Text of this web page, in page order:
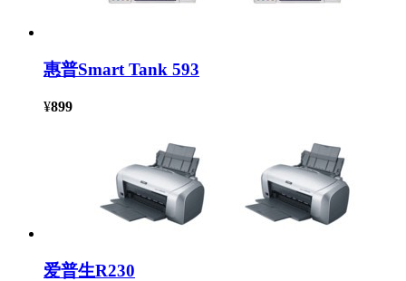
惠普Smart Tank 593
¥899
爱普生R230